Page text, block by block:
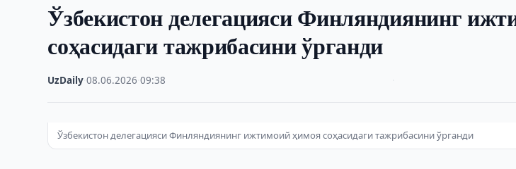
Ўзбекистон делегацияси Финляндиянинг
соҳасидаги тажрибасини ўрганди
UzDaily ·08.06.2026 ·09:38
Ўзбекистон делегацияси Финляндиянинг ижтимоий ҳимоя соҳасидаги тажрибасини ўрганди